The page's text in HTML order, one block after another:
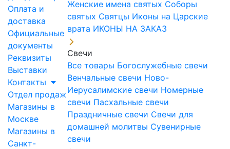
Оплата и
доставка
Официальные
документы
Реквизиты
Выставки
Контакты
Отдел продаж
Магазины в
Москве
Магазины в
Санкт-
Женские имена святых Соборы
святых Святцы Иконы на Царские
врата ИКОНЫ НА ЗАКАЗ
Свечи
Все товары Богослужебные свечи
Венчальные свечи Ново-
Иерусалимские свечи Номерные
свечи Пасхальные свечи
Праздничные свечи Свечи для
домашней молитвы Сувенирные
свечи